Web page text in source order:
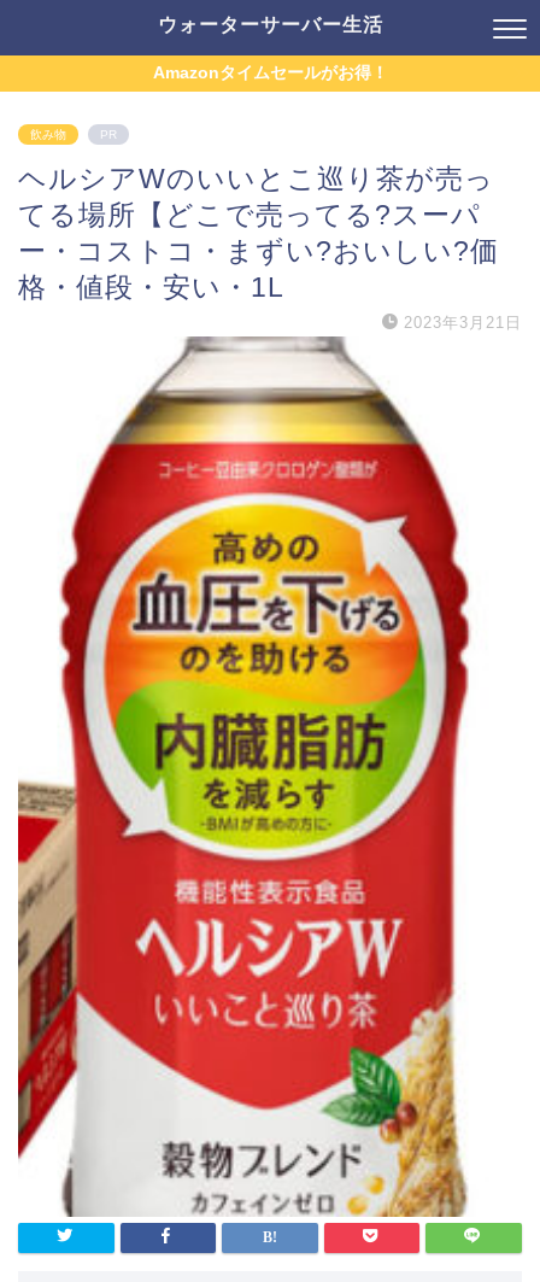
ウォーターサーバー生活
Amazonタイムセールがお得！
飲み物 PR
ヘルシアWのいいとこ巡り茶が売っ
てる場所【どこで売ってる?スーパ
ー・コストコ・まずい?おいしい?価
格・値段・安い・1L
2023年3月21日